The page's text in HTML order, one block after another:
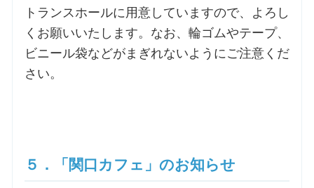
トランスホールに用意していますので、よろし
くお願いいたします。なお、輪ゴムやテープ、
ビニール袋などがまぎれないようにご注意くだ
さい。
５．「関口カフェ」のお知らせ